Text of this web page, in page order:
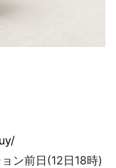
ン前日(12日18時)